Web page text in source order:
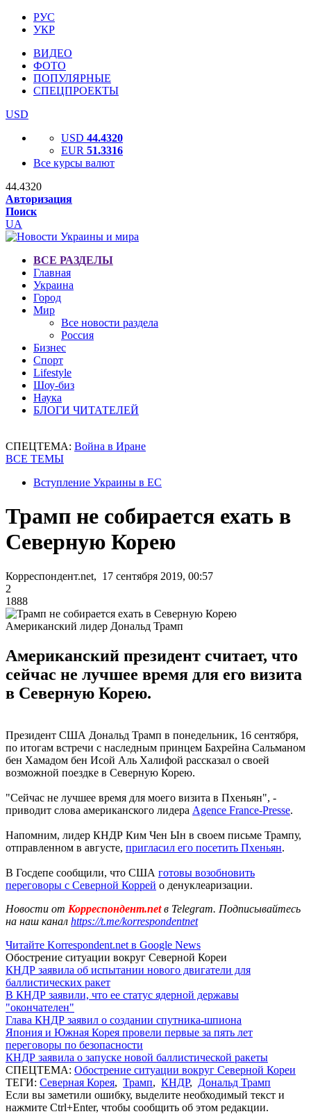
РУС
УКР
ВИДЕО
ФОТО
ПОПУЛЯРНЫЕ
СПЕЦПРОЕКТЫ
USD
USD 44.4320
EUR 51.3316
Все курсы валют
44.4320
Авторизация
Поиск
UA
ВСЕ РАЗДЕЛЫ
Главная
Украина
Город
Мир
Все новости раздела
Россия
Бизнес
Спорт
Lifestyle
Шоу-биз
Наука
БЛОГИ ЧИТАТЕЛЕЙ
СПЕЦТЕМА: Война в Иране
ВСЕ ТЕМЫ
Вступление Украины в ЕС
Трамп не собирается ехать в
Северную Корею
Корреспондент.net, 17 сентября 2019, 00:57
2
1888
Американский лидер Дональд Трамп
Американский президент считает, что
сейчас не лучшее время для его визита
в Северную Корею.
Президент США Дональд Трамп в понедельник, 16 сентября,
по итогам встречи с наследным принцем Бахрейна Сальманом
бен Хамадом бен Исой Аль Халифой рассказал о своей
возможной поездке в Северную Корею.
"Сейчас не лучшее время для моего визита в Пхеньян", -
приводит слова американского лидера Agence France-Presse.
Напомним, лидер КНДР Ким Чен Ын в своем письме Трампу,
отправленном в августе, пригласил его посетить Пхеньян.
В Госдепе сообщили, что США готовы возобновить
переговоры с Северной Коррей о денуклеаризации.
Новости от Корреспондент.netв Telegram. Подписывайтесь
на наш канал https://t.me/korrespondentnet
Читайте Korrespondent.net в Google News
Обострение ситуации вокруг Северной Кореи
КНДР заявила об испытании нового двигатели для
баллистических ракет
В КНДР заявили, что ее статус ядерной державы
"окончателен"
Глава КНДР заявил о создании спутника-шпиона
Япония и Южная Корея провели первые за пять лет
переговоры по безопасности
КНДР заявила о запуске новой баллистической ракеты
СПЕЦТЕМА: Обострение ситуации вокруг Северной Кореи
ТЕГИ: Северная Корея, Трамп, КНДР, Дональд Трамп
Если вы заметили ошибку, выделите необходимый текст и
нажмите Ctrl+Enter, чтобы сообщить об этом редакции.